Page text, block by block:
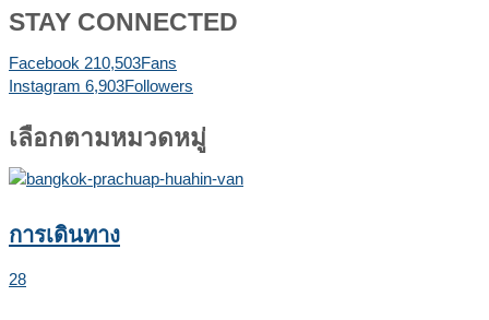
STAY CONNECTED
Facebook 210,503Fans
Instagram 6,903Followers
เลือกตามหมวดหมู่
การเดินทาง
28